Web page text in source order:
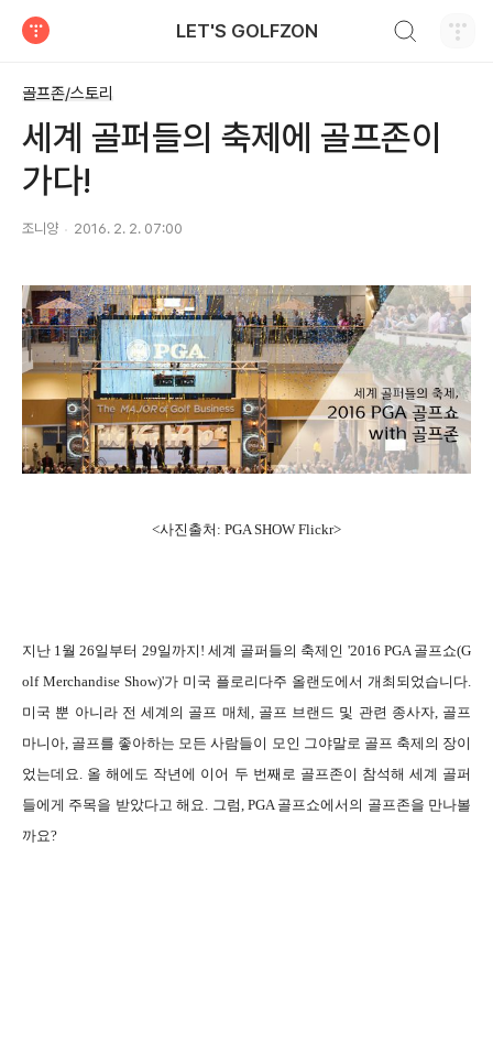
LET'S GOLFZON
골프존/스토리
세계 골퍼들의 축제에 골프존이
가다!
조니양 2016. 2. 2. 07:00
<사진출처: PGA SHOW Flickr>
지난 1월 26일부터 29일까지! 세계 골퍼들의 축제인 '2016 PGA 골프쇼(G
olf Merchandise Show)'가 미국 플로리다주 올랜도에서 개최되었습니다.
미국 뿐 아니라 전 세계의 골프 매체, 골프 브랜드 및 관련 종사자, 골프
마니아, 골프를 좋아하는 모든 사람들이 모인 그야말로 골프 축제의 장이
었는데요. 올 해에도 작년에 이어 두 번째로 골프존이 참석해 세계 골퍼
들에게 주목을 받았다고 해요. 그럼, PGA 골프쇼에서의 골프존을 만나볼
까요?